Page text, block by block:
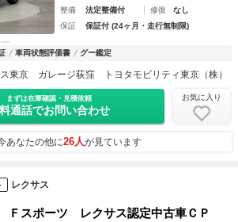
整備
法定整備付 修復
なし
保証
保証付 (24ヶ月・走行無制限)
車両状態評価書 グー鑑定
東京 ガレージ荻窪 トヨタモビリティ東京（株）
まずは在庫確認・見積依頼
通話でお問い合わせ
お気に入り
あなたの他に26人が見ています
レクサス
スポーツ レクサス認定中古車ＣＰ